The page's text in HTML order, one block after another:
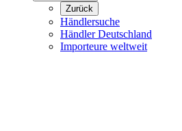
Zurück
Händlersuche
Händler Deutschland
Importeure weltweit